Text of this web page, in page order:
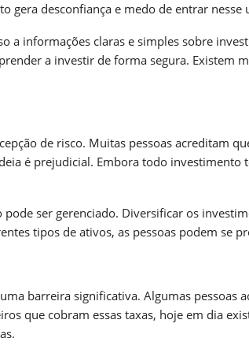
gera desconfiança e medo de entrar nesse
a informações claras e simples sobre
a investir de forma segura. Existem
de risco. Muitas pessoas acreditam
é prejudicial. Embora todo
ser gerenciado. Diversificar os
tipos de ativos, as pessoas podem se
barreira significativa. Algumas pessoas
que cobram essas taxas, hoje em dia